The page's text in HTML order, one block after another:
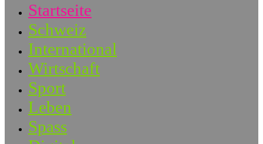
Startseite
Schweiz
International
Wirtschaft
Sport
Leben
Spass